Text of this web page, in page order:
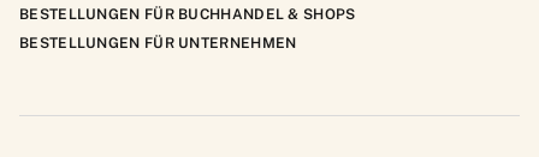
BESTELLUNGEN FÜR BUCHHANDEL & SHOPS
BESTELLUNGEN FÜR UNTERNEHMEN